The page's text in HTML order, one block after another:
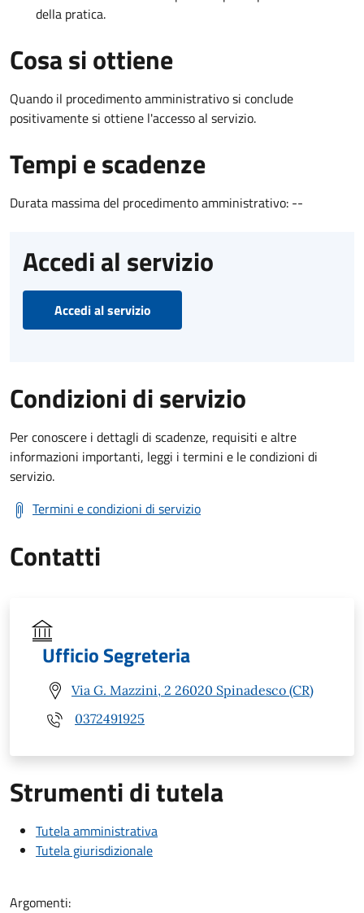
della pratica.
Cosa si ottiene
Quando il procedimento amministrativo si conclude
positivamente si ottiene l'accesso al servizio.
Tempi e scadenze
Durata massima del procedimento amministrativo: --
Accedi al servizio
Accedi al servizio
Condizioni di servizio
Per conoscere i dettagli di scadenze, requisiti e altre
informazioni importanti, leggi i termini e le condizioni di
servizio.
Termini e condizioni di servizio
Contatti
Ufficio Segreteria
Via G. Mazzini, 2 26020 Spinadesco (CR)
0372491925
Strumenti di tutela
Tutela amministrativa
Tutela giurisdizionale
Argomenti: